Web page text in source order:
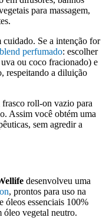
para massagem,
cuidado. Se a intenção for
blend perfumado: escolher
ou coco fracionado) e
respeitando a diluição
roll‑on vazio para
Assim você obtém uma
sem agredir a
desenvolveu uma
, prontos para uso na
óleos essenciais 100%
óleo vegetal neutro.